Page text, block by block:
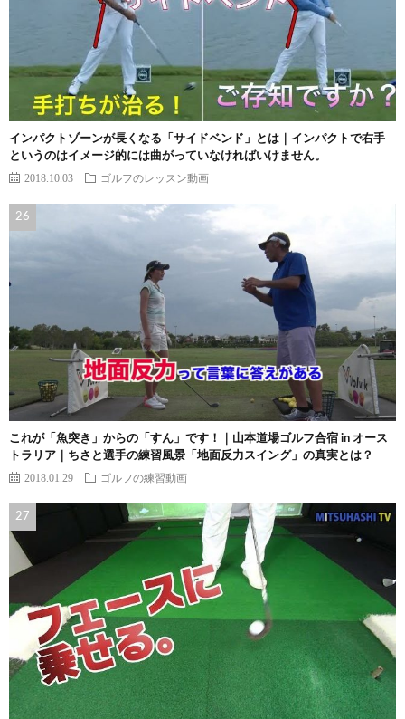
インパクトゾーンが長くなる「サイドベンド」とは｜インパクトで右手
というのはイメージ的には曲がっていなければいけません。
2018.10.03 ゴルフのレッスン動画
これが「魚突き」からの「すん」です！｜山本道場ゴルフ合宿 in オース
トラリア｜ちさと選手の練習風景「地面反力スイング」の真実とは？
2018.01.29 ゴルフの練習動画